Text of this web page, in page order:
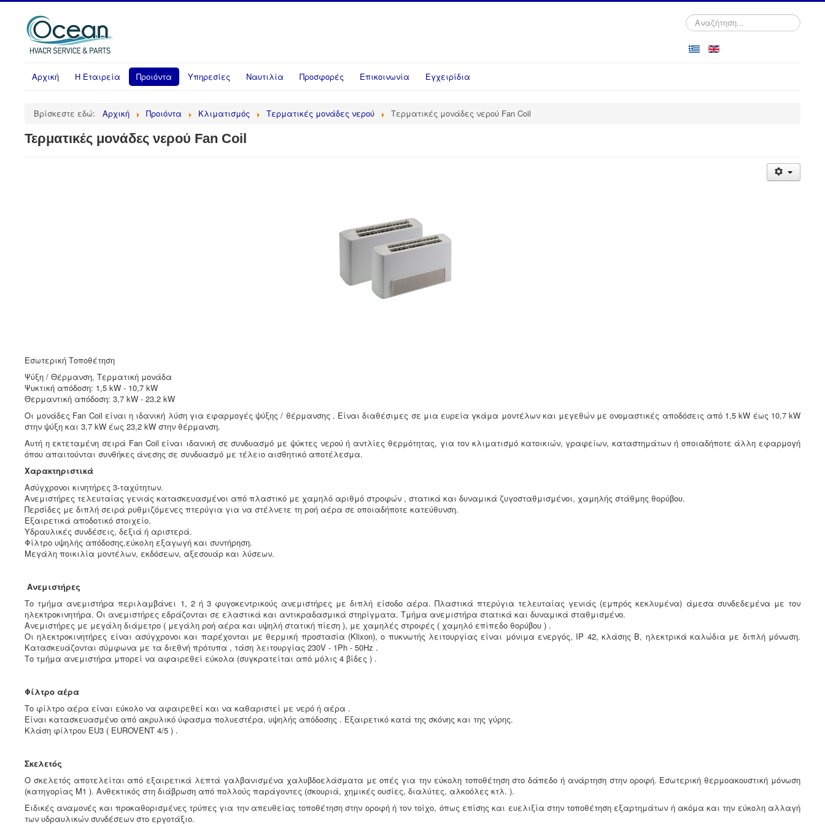
Αναζήτηση...
Αρχική Η Εταιρεία Προιόντα Υπηρεσίες Nαυτιλία Προσφορές Επικοινωνία Εγχειρίδια
Βρίσκεστε εδώ: Αρχική Προιόντα Κλιματισμός Τερματικές μονάδες νερού Τερματικές μονάδες νερού Fan Coil
Τερματικές μονάδες νερού Fan Coil
Εσωτερική Τοποθέτηση
Ψύξη / Θέρμανση, Τερματική μονάδα
Ψυκτική απόδοση: 1,5 kW - 10,7 kW
Θερμαντική απόδοση: 3,7 kW - 23,2 kW
Οι μονάδες Fan Coil είναι η ιδανική λύση για εφαρμογές ψύξης / θέρμανσης . Είναι διαθέσιμες σε μια ευρεία γκάμα μοντέλων και μεγεθών με ονομαστικές αποδόσεις από 1,5 kW έως 10,7 kW
στην ψύξη και 3,7 kW έως 23,2 kW στην θέρμανση.
Αυτή η εκτεταμένη σειρά Fan Coil είναι ιδανική σε συνδυασμό με ψύκτες νερού ή αντλίες θερμότητας, για τον κλιματισμό κατοικιών, γραφείων, καταστημάτων ή οποιαδήποτε άλλη εφαρμογή
όπου απαιτούνται συνθήκες άνεσης σε συνδυασμό με τέλειο αισθητικό αποτέλεσμα.
Χαρακτηριστικά
Ασύγχρονοι κινητήρες 3-ταχύτητων.
Ανεμιστήρες τελευταίας γενιάς κατασκευασμένοι από πλαστικό με χαμηλό αριθμό στροφών , στατικά και δυναμικά ζυγοσταθμισμένοι, χαμηλής στάθμης θορύβου.
Περσίδες με διπλή σειρά ρυθμιζόμενες πτερύγια για να στέλνετε τη ροή αέρα σε οποιαδήποτε κατεύθυνση.
Εξαιρετικά αποδοτικό στοιχείο.
Υδραυλικές συνδέσεις, δεξιά ή αριστερά.
Φίλτρο υψηλής απόδοσης,εύκολη εξαγωγή και συντήρηση.
Μεγάλη ποικιλία μοντέλων, εκδόσεων, αξεσουάρ και λύσεων.
Ανεμιστήρες
Το τμήμα ανεμιστήρα περιλαμβάνει 1, 2 ή 3 φυγοκεντρικούς ανεμιστήρες με διπλή είσοδο αέρα. Πλαστικά πτερύγια τελευταίας γενιάς (εμπρός κεκλυμένα) άμεσα συνδεδεμένα με τον
ηλεκτροκινητήρα. Οι ανεμιστήρες εδράζονται σε ελαστικά και αντικραδασμικά στηρίγματα. Τμήμα ανεμιστήρα στατικά και δυναμικά σταθμισμένο.
Ανεμιστήρες με μεγάλη διάμετρο ( μεγάλη ροή αέρα και υψηλή στατική πίεση ), με χαμηλές στροφές ( χαμηλό επίπεδο θορύβου ) .
Οι ηλεκτροκινητήρες είναι ασύγχρονοι και παρέχονται με θερμική προστασία (Klixon), ο πυκνωτής λειτουργίας είναι μόνιμα ενεργός, IP 42, κλάσης Β, ηλεκτρικά καλώδια με διπλή μόνωση.
Κατασκευάζονται σύμφωνα με τα διεθνή πρότυπα , τάση λειτουργίας 230V - 1Ph - 50Hz .
Το τμήμα ανεμιστήρα μπορεί να αφαιρεθεί εύκολα (συγκρατείται από μόλις 4 βίδες ) .
Φίλτρο αέρα
Το φίλτρο αέρα είναι εύκολο να αφαιρεθεί και να καθαριστεί με νερό ή αέρα .
Είναι κατασκευασμένο από ακρυλικό ύφασμα πολυεστέρα, υψηλής απόδοσης . Εξαιρετικό κατά της σκόνης και της γύρης.
Κλάση φίλτρου EU3 ( EUROVENT 4/5 ) .
Σκελετός
Ο σκελετός αποτελείται από εξαιρετικά λεπτά γαλβανισμένα χαλυβδοελάσματα με οπές για την εύκολη τοποθέτηση στο δάπεδο ή ανάρτηση στην οροφή. Εσωτερική θερμοακουστική μόνωση
(κατηγορίας Μ1 ). Ανθεκτικός στη διάβρωση από πολλούς παράγοντες (σκουριά, χημικές ουσίες, διαλύτες, αλκοόλες κτλ. ).
Ειδικές αναμονές και προκαθορισμένες τρύπες για την απευθείας τοποθέτηση στην οροφή ή τον τοίχο, όπως επίσης και ευελιξία στην τοποθέτηση εξαρτημάτων ή ακόμα και την εύκολη αλλαγή
των υδραυλικών συνδέσεων στο εργοτάξιο.